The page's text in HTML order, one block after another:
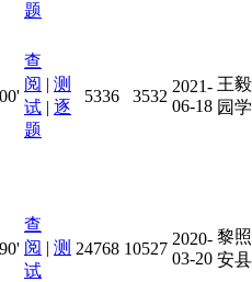
题
查
阅 | 测
试 | 逐
题
5336 3532
2021-
06-18
王
园
90'
查
阅 | 测
试
24768 10527
2020-
03-20
黎
安